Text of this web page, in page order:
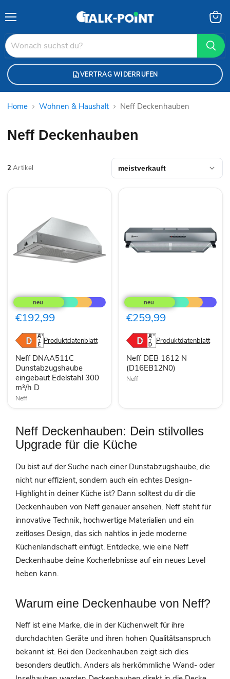
VERTRAG WIDERRUFEN
Home Wohnen & Haushalt Neff Deckenhauben
Neff Deckenhauben
2Artikel
DNAA511C
Dunstabzugshaube
eingebaut
Edelstahl
300
m³/h
€192,99
Produktdatenblatt
Neff DNAA511C
Dunstabzugshaube
eingebaut Edelstahl 300
m³/h D
Neff
DEB
1612
N
(D16EB12N0)
€259,99
Produktdatenblatt
Neff DEB 1612 N
(D16EB12N0)
Neff
Neff Deckenhauben: Dein stilvolles
Upgrade für die Küche
Du bist auf der Suche nach einer Dunstabzugshaube, die
nicht nur effizient, sondern auch ein echtes Design-
Highlight in deiner Küche ist? Dann solltest du dir die
Deckenhauben von Neff genauer ansehen. Neff steht für
innovative Technik, hochwertige Materialien und ein
zeitloses Design, das sich nahtlos in jede moderne
Küchenlandschaft einfügt. Entdecke, wie eine Neff
Deckenhaube deine Kocherlebnisse auf ein neues Level
heben kann.
Warum eine Deckenhaube von Neff?
Neff ist eine Marke, die in der Küchenwelt für ihre
durchdachten Geräte und ihren hohen Qualitätsanspruch
bekannt ist. Bei den Deckenhauben zeigt sich dies
besonders deutlich. Anders als herkömmliche Wand- oder